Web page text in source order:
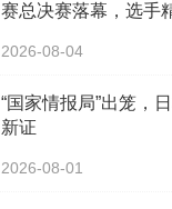
赛总决赛落幕，选手
2026-08-04
“国家情报局”出笼，
新证
2026-08-01